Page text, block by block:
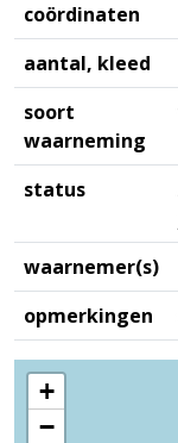
coördinaten
aantal, kleed
soort
waarneming
status
waarnemer(s)
opmerkingen
+
−